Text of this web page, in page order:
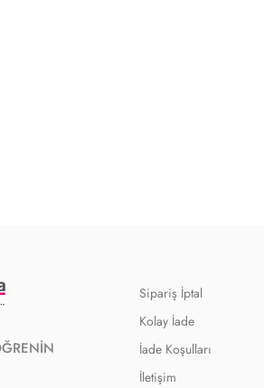
Sipariş İptal
Kolay İade
İade Koşulları
İletişim